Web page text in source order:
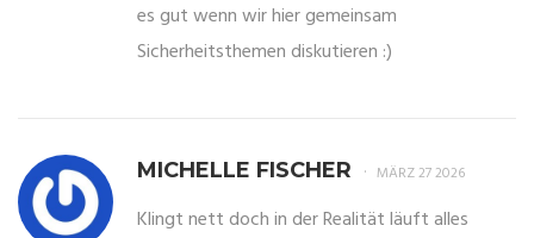
es gut wenn wir hier gemeinsam
Sicherheitsthemen diskutieren :)
MICHELLE FISCHER MÄRZ 27 2026
Klingt nett doch in der Realität läuft alles